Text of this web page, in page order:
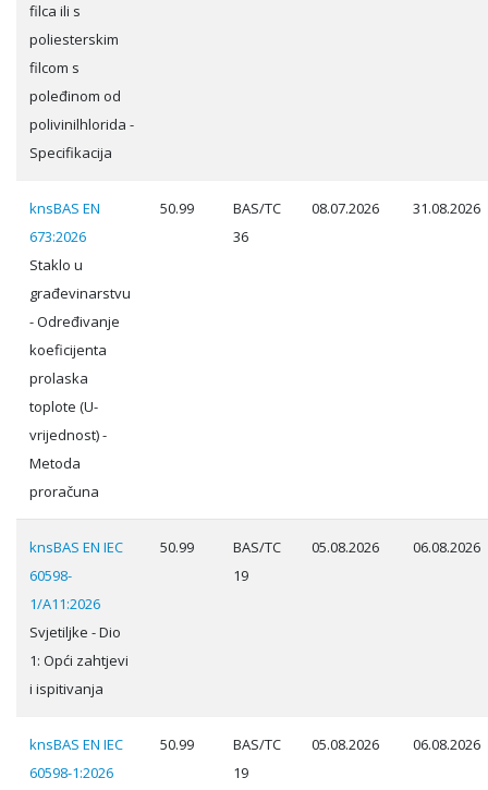
filca ili s
poliesterskim
filcom s
poleđinom od
polivinilhlorida -
Specifikacija
knsBAS EN
673:2026
Staklo u
građevinarstvu
- Određivanje
koeficijenta
prolaska
toplote (U-
vrijednost) -
Metoda
proračuna
50.99
BAS/TC
36
08.07.2026 31.08.2026
knsBAS EN IEC
60598-
1/A11:2026
Svjetiljke - Dio
1: Opći zahtjevi
i ispitivanja
50.99
BAS/TC
19
05.08.2026 06.08.2026
knsBAS EN IEC
60598-1:2026
50.99
BAS/TC
19
05.08.2026 06.08.2026